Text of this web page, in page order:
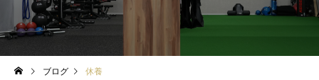
ブログ 休養